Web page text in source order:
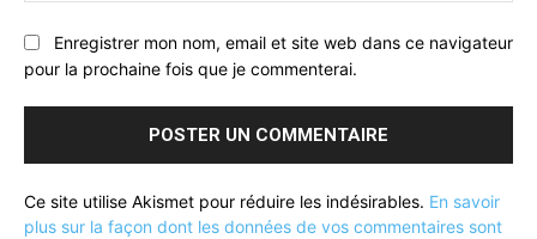
Enregistrer mon nom, email et site web dans ce navigateur
pour la prochaine fois que je commenterai.
Ce site utilise Akismet pour réduire les indésirables. En savoir
plus sur la façon dont les données de vos commentaires sont